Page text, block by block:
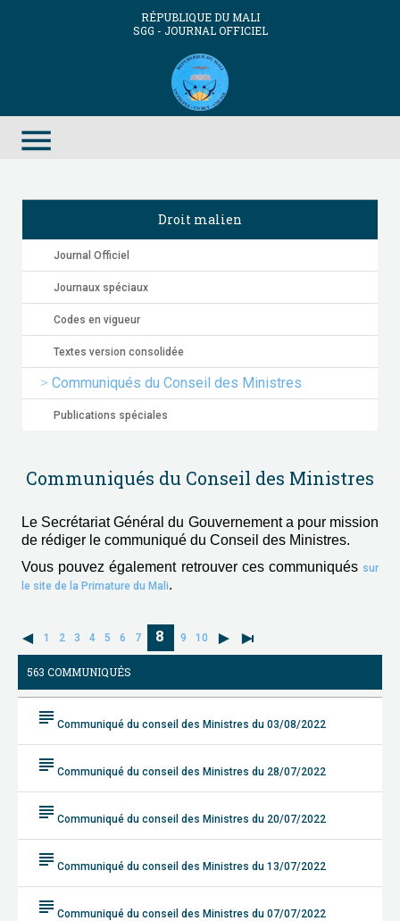
RÉPUBLIQUE DU MALI
SGG - JOURNAL OFFICIEL
menu
Droit malien
Journal Officiel
Journaux spéciaux
Codes en vigueur
Textes version consolidée
Communiqués du Conseil des Ministres
Publications spéciales
Communiqués du Conseil des Ministres
Le Secrétariat Général du Gouvernement a pour mission
de rédiger le communiqué du Conseil des Ministres.
Vous pouvez également retrouver ces communiqués sur
le site de la Primature du Mali.
1 2 3 4 5 6 7 8 9 10
563 COMMUNIQUÉS
subject Communiqué du conseil des Ministres du 03/08/2022
subject Communiqué du conseil des Ministres du 28/07/2022
subject Communiqué du conseil des Ministres du 20/07/2022
subject Communiqué du conseil des Ministres du 13/07/2022
subject Communiqué du conseil des Ministres du 07/07/2022